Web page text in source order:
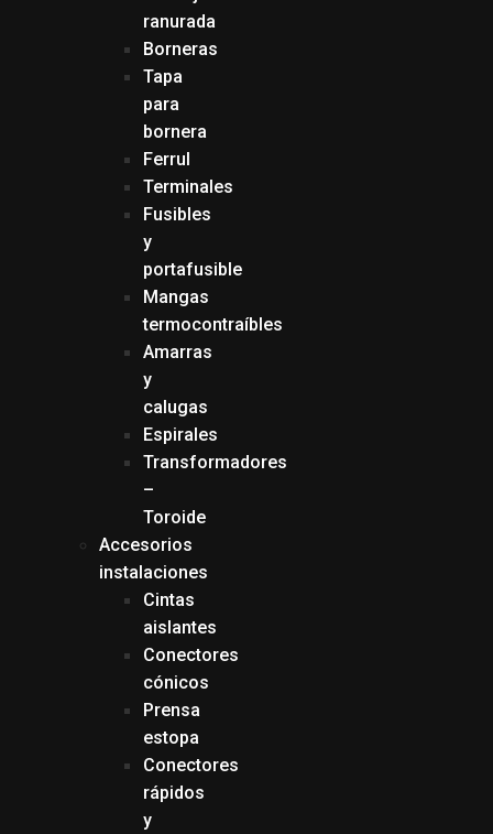
ranurada
Borneras
Tapa
para
bornera
Ferrul
Terminales
Fusibles
y
portafusible
Mangas
termocontraíbles
Amarras
y
calugas
Espirales
Transformadores
–
Toroide
Accesorios
instalaciones
Cintas
aislantes
Conectores
cónicos
Prensa
estopa
Conectores
rápidos
y